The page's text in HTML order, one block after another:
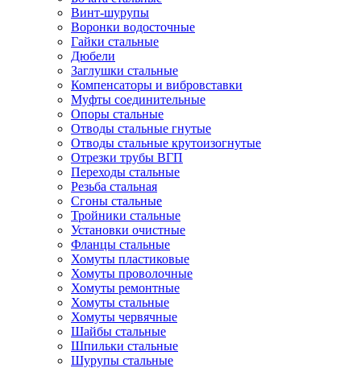
Винт-шурупы
Воронки водосточные
Гайки стальные
Дюбели
Заглушки стальные
Компенсаторы и вибровставки
Муфты соединительные
Опоры стальные
Отводы стальные гнутые
Отводы стальные крутоизогнутые
Отрезки трубы ВГП
Переходы стальные
Резьба стальная
Сгоны стальные
Тройники стальные
Установки очистные
Фланцы стальные
Хомуты пластиковые
Хомуты проволочные
Хомуты ремонтные
Хомуты стальные
Хомуты червячные
Шайбы стальные
Шпильки стальные
Шурупы стальные